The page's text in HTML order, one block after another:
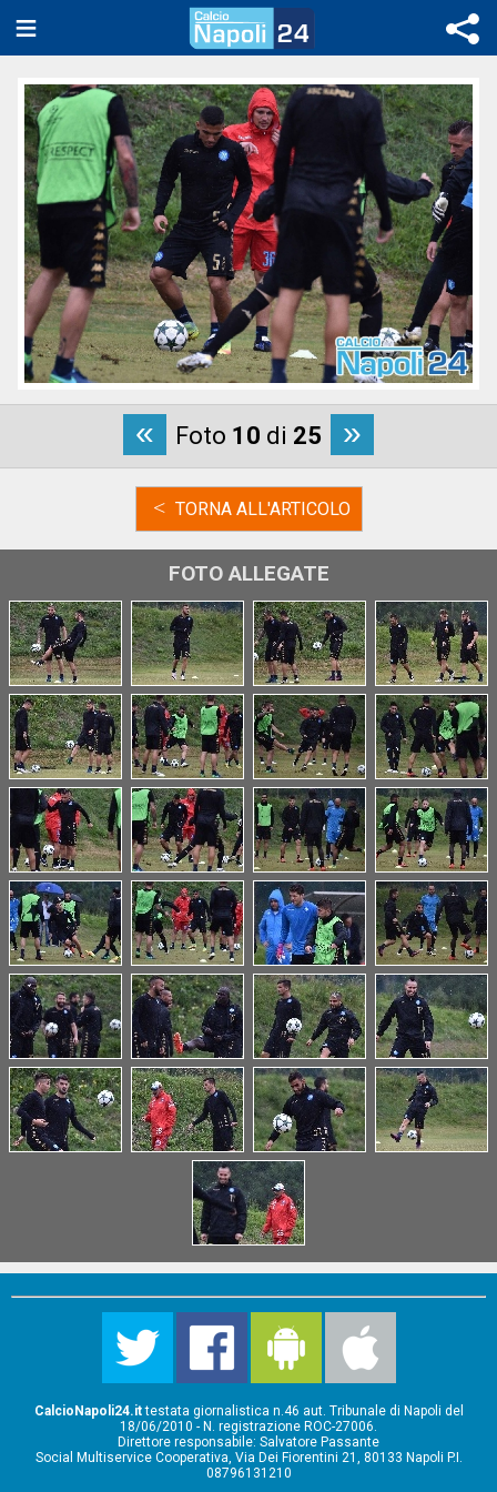
« Foto 10 di 25 »
< TORNA ALL'ARTICOLO
FOTO ALLEGATE
CalcioNapoli24.ittestata giornalistica n.46 aut. Tribunale di Napoli del
18/06/2010 - N. registrazione ROC-27006.
Direttore responsabile: Salvatore Passante
Social Multiservice Cooperativa, Via Dei Fiorentini 21, 80133 Napoli P.I.
08796131210